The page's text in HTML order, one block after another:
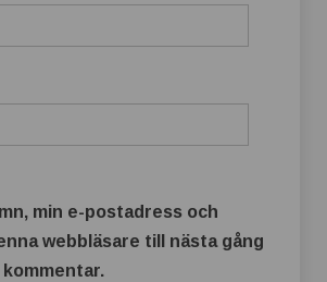
min e-postadress och
webbläsare till nästa gång